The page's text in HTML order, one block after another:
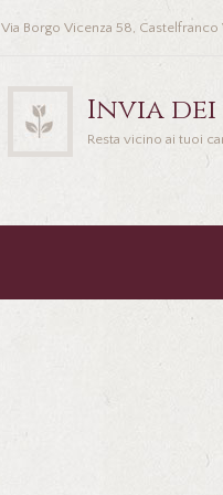
Via Borgo Vicenza 58, Castelfranco
Invia
Resta vicino ai tuoi